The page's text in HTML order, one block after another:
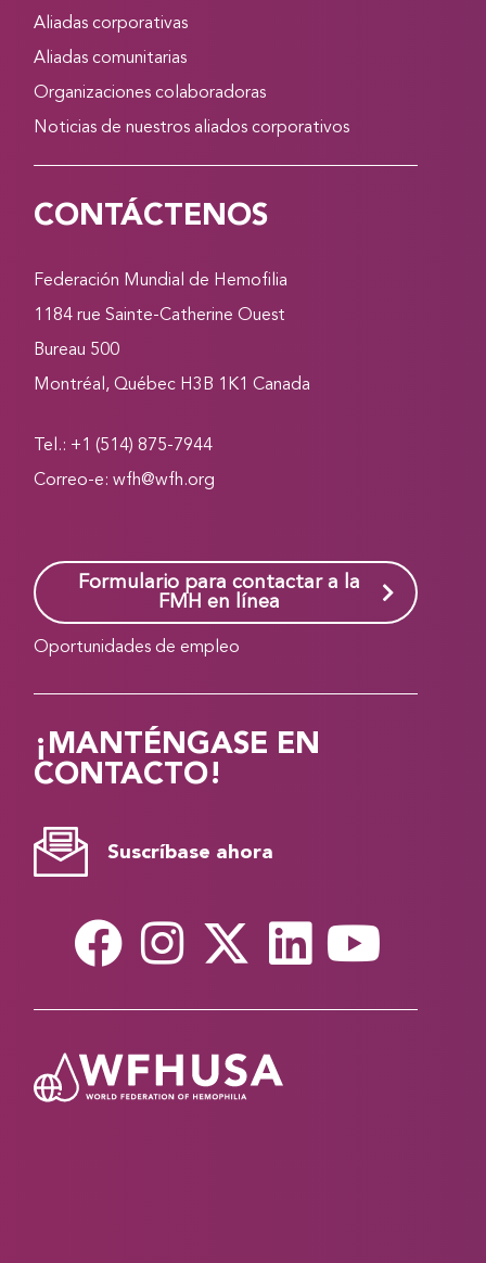
Aliadas corporativas
Aliadas comunitarias
Organizaciones colaboradoras
Noticias de nuestros aliados corporativos
CONTÁCTENOS
Federación Mundial de Hemofilia
1184 rue Sainte-Catherine Ouest
Bureau 500
Montréal, Québec H3B 1K1 Canada
Tel.: +1 (514) 875-7944
Correo-e:wfh@wfh.org
Formulario para contactar a la
FMH en línea
Oportunidades de empleo
¡MANTÉNGASE EN
CONTACTO!
Suscríbase ahora